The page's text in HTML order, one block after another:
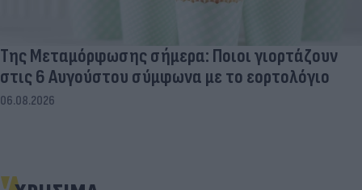
Της Μεταμόρφωσης σήμερα: Ποιοι γιορτάζουν
στις 6 Αυγούστου σύμφωνα με το εορτολόγιο
06.08.2026